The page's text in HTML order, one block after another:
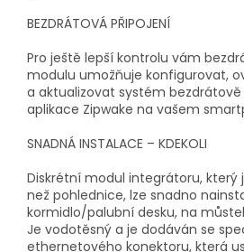
BEZDRÁTOVÁ PŘIPOJENÍ
Pro ještě lepší kontrolu vám
modulu umožňuje konfigurovat,
a aktualizovat systém
aplikace Zipwake na vašem
SNADNÁ INSTALACE – KDEKOLI
Diskrétní modul integrátoru, který
než pohlednice, lze snadno
kormidlo/palubní desku, na
Je vodotěsný a je dodáván se
ethernetového konektoru, která